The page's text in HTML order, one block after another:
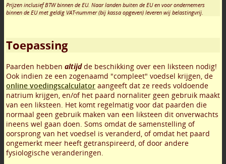
Prijzen inclusief BTW binnen de EU. Naar landen buiten de EU en voor ondernemers
binnen de EU met geldig VAT-nummer (bij kassa opgeven) leveren wij belastingvrij.
Toepassing
Paarden hebben altijdde beschikking over een liksteen nodig!
Ook indien ze een zogenaamd "compleet" voedsel krijgen, de
online voedingscalculator aangeeft dat ze reeds voldoende
natrium krijgen, en/of het paard nornaliter geen gebruik maakt
van een liksteen. Het komt regelmatig voor dat paarden die
normaal geen gebruik maken van een liksteen dit onverwachts
ineens wel gaan doen. Soms omdat de samenstelling of
oorsprong van het voedsel is veranderd, of omdat het paard
ongemerkt meer heeft getranspireerd, of door andere
fysiologische veranderingen.